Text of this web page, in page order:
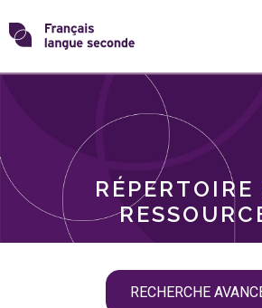
Skip
toTransformons
langue
RÉPERTOIRE
RECHERCHE
THÈMES